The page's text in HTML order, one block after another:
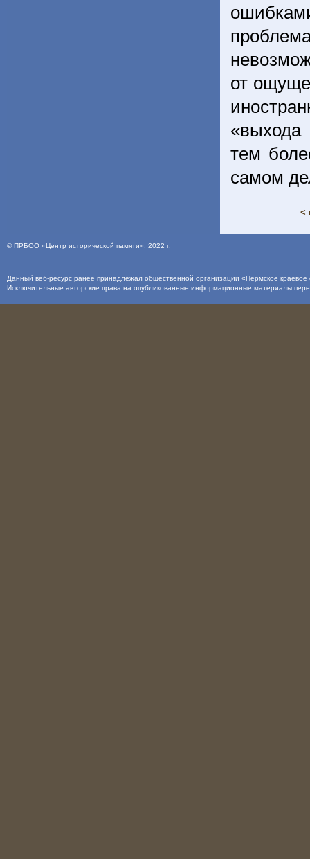
от
«выхода
тем
самом
<
©ПРБОО «Центр исторической памяти» , 2022 г.
Данный веб-ресурс ранее принадлежал общественной организации «Пермское
Исключительные авторские права на опубликованные информационные материалы